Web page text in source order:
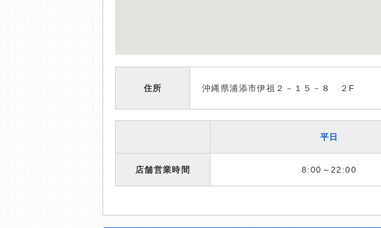
住所 沖縄県浦添市伊祖２－１５－８ ２F
平日
店舗営業時間 8:00～22:00